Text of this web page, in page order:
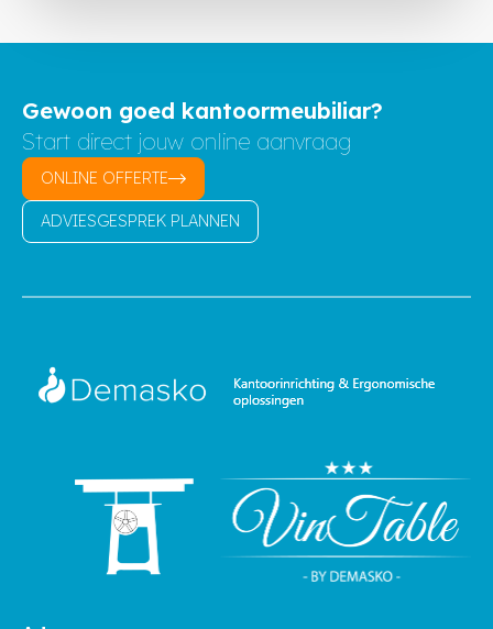
Gewoon goed kantoormeubiliar?
Start direct jouw online aanvraag
ONLINE OFFERTE
ADVIESGESPREK PLANNEN